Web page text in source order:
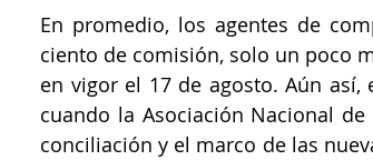
En promedio, los agentes de
ciento de comisión, solo un poco
en vigor el 17 de agosto. Aún
cuando la Asociación Nacional
conciliación y el marco de las